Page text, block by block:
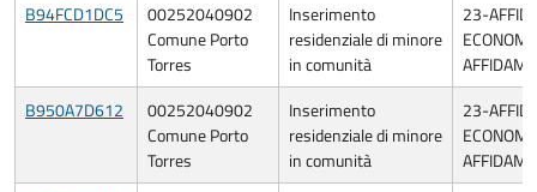
B94FCD1DC5
00252040902
Comune Porto
Torres
Inserimento
residenziale di minore
in comunità
23-
B950A7D612
00252040902
Comune Porto
Torres
Inserimento
residenziale di minore
in comunità
23-